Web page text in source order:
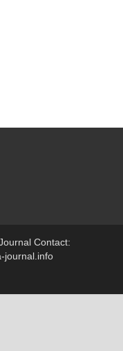
Contact:
journal.info